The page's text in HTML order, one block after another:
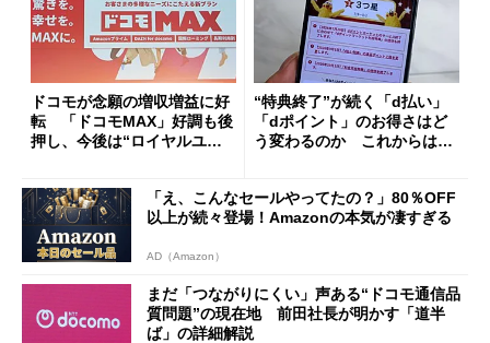
ドコモが念願の増収増益に好
転 「ドコモMAX」好調も後
押し、今後は“ロイヤルユー
“特典終了”が続く「d払い」
「dポイント」のお得さはど
う変わるのか これからは
「え、こんなセールやってたの？」80％OFF
以上が続々登場！Amazonの本気が凄すぎる
AD（Amazon）
まだ「つながりにくい」声ある“ドコモ通信品
質問題”の現在地 前田社長が明かす「道半
ば」の詳細解説